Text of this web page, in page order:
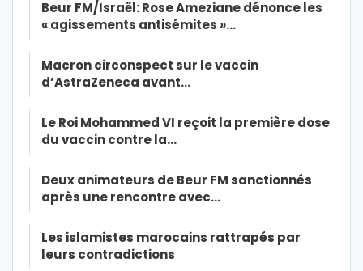
Beur FM/Israël: Rose Ameziane dénonce les
« agissements antisémites »…
Macron circonspect sur le vaccin
d’AstraZeneca avant…
Le Roi Mohammed VI reçoit la première dose
du vaccin contre la…
Deux animateurs de Beur FM sanctionnés
après une rencontre avec…
Les islamistes marocains rattrapés par
leurs contradictions